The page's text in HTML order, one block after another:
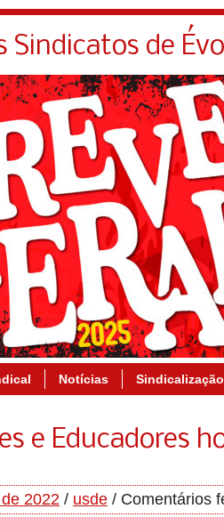
Sindicatos de
Notícias Sindicalização
e Educadores
2022 / usde / Comentários